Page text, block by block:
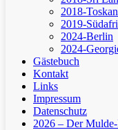
2018-
2019-
2024-Berlin
2024-
Gästebuch
Kontakt
Links
Impressum
Datenschutz
2026 – Der